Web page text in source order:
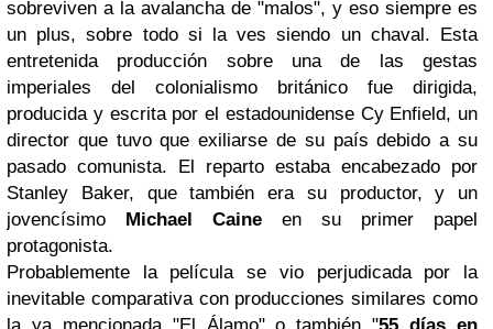
sobreviven a la avalancha de "malos", y eso siempre es
un plus, sobre todo si la ves siendo un chaval. Esta
entretenida producción sobre una de las gestas
imperiales del colonialismo británico fue dirigida,
producida y escrita por el estadounidense Cy Enfield, un
director que tuvo que exiliarse de su país debido a su
pasado comunista. El reparto estaba encabezado por
Stanley Baker, que también era su productor, y un
jovencísimo Michael Caine en su primer papel
protagonista.
Probablemente la película se vio perjudicada por la
inevitable comparativa con producciones similares como